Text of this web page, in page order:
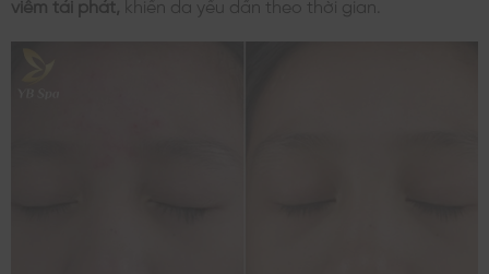
viêm tái phát,
khiến da yếu dần theo thời gian.